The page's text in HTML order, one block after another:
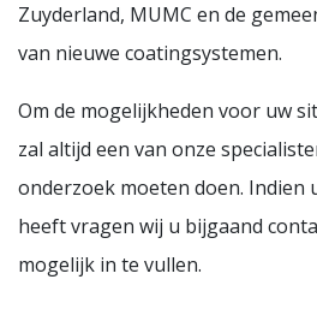
Zuyderland, MUMC en de
van nieuwe coatingsystemen.
Om de mogelijkheden voor uw
zal altijd een van onze
onderzoek moeten doen. Indien
heeft vragen wij u bijgaand
mogelijk in te vullen.